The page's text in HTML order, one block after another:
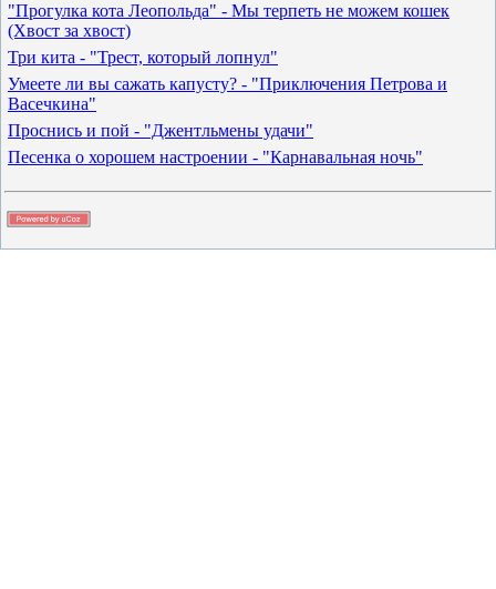
"Прогулка кота Леопольда" - Мы терпеть не можем кошек
(Хвост за хвост)
Три кита - "Трест, который лопнул"
Умеете ли вы сажать капусту? - "Приключения Петрова и
Васечкина"
Проснись и пой - "Джентльмены удачи"
Песенка о хорошем настроении - "Карнавальная ночь"